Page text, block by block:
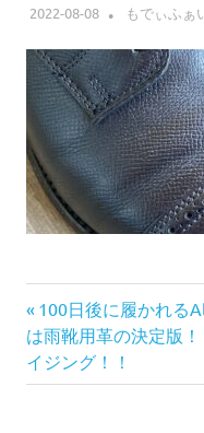
2022-08-08 もでぃふぁ
投
稿
前
の
記
事:
100日後に履かれる
は雨靴用革の決定版
イジング！！